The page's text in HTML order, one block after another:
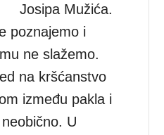
Josipa Mužića.
poznajemo i
ne slažemo.
na kršćanstvo
između pakla i
U